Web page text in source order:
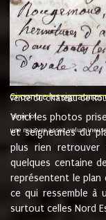
vend, purement
et chavannes
que le dit seigneur
de la Velliere tout
présent......"
suivent les rentes,
Ci contre les signatures
vente du château de
"3ème lot
une mazure assez
Voici les photos
et seigneuries du
plus rien retrouver
quelques centaine
représentent le plan
ce qui ressemble à
surtout celles Nord